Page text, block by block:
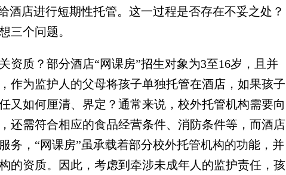
酒店进行短期性托管。这一过程是否存在不妥之处？
三个问题。
质？部分酒店“网课房”招生对象为3至16岁，且并
作为监护人的父母将孩子单独托管在酒店，如果孩子
又如何厘清、界定？通常来说，校外托管机构需要向
还需符合相应的食品经营条件、消防条件等，而酒店
务，“网课房”虽承载着部分校外托管机构的功能，并
的资质。因此，考虑到牵涉未成年人的监护责任，孩